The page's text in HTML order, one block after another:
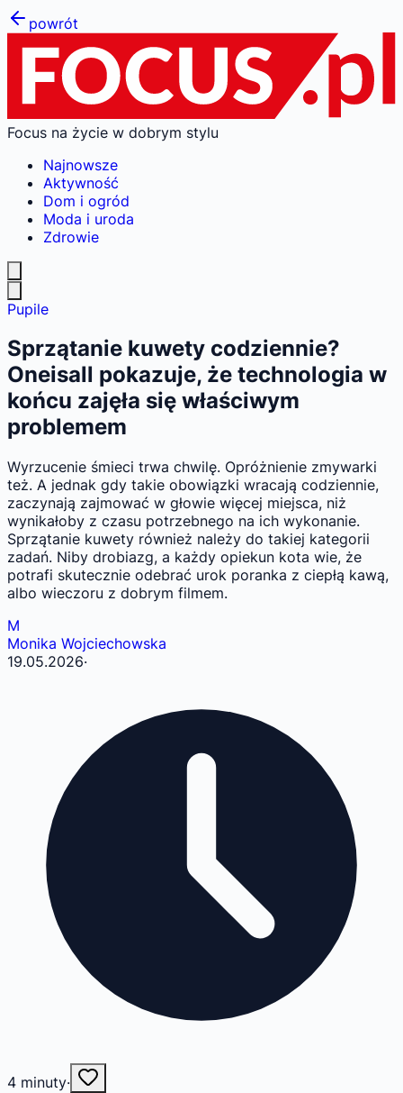
powrót
Focus na życie w dobrym stylu
Najnowsze
Aktywność
Dom i ogród
Moda i uroda
Zdrowie
Pupile
Sprzątanie kuwety codziennie?
Oneisall pokazuje, że technologia w
końcu zajęła się właściwym
problemem
Wyrzucenie śmieci trwa chwilę. Opróżnienie zmywarki
też. A jednak gdy takie obowiązki wracają codziennie,
zaczynają zajmować w głowie więcej miejsca, niż
wynikałoby z czasu potrzebnego na ich wykonanie.
Sprzątanie kuwety również należy do takiej kategorii
zadań. Niby drobiazg, a każdy opiekun kota wie, że
potrafi skutecznie odebrać urok poranka z ciepłą kawą,
albo wieczoru z dobrym filmem.
M
Monika Wojciechowska
19.05.2026·
4 minuty·